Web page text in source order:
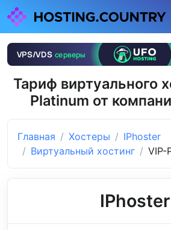
Тариф виртуального
Platinum от
Главная Хостеры
IPhoster
Виртуальный хостинг
VIP-
IPhoster